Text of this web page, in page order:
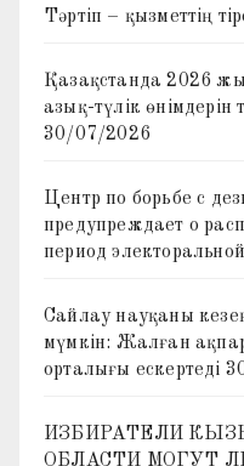
Тәртіп – қызметтің
Қазақстанда 2026
азық-түлік өнімдерін
30/07/2026
Центр по борьбе с
предупреждает о
период
Сайлау науқаны
мүмкін: Жалған
орталығы ескертеді
ИЗБИРАТЕЛИ
ОБЛАСТИ МОГУТ